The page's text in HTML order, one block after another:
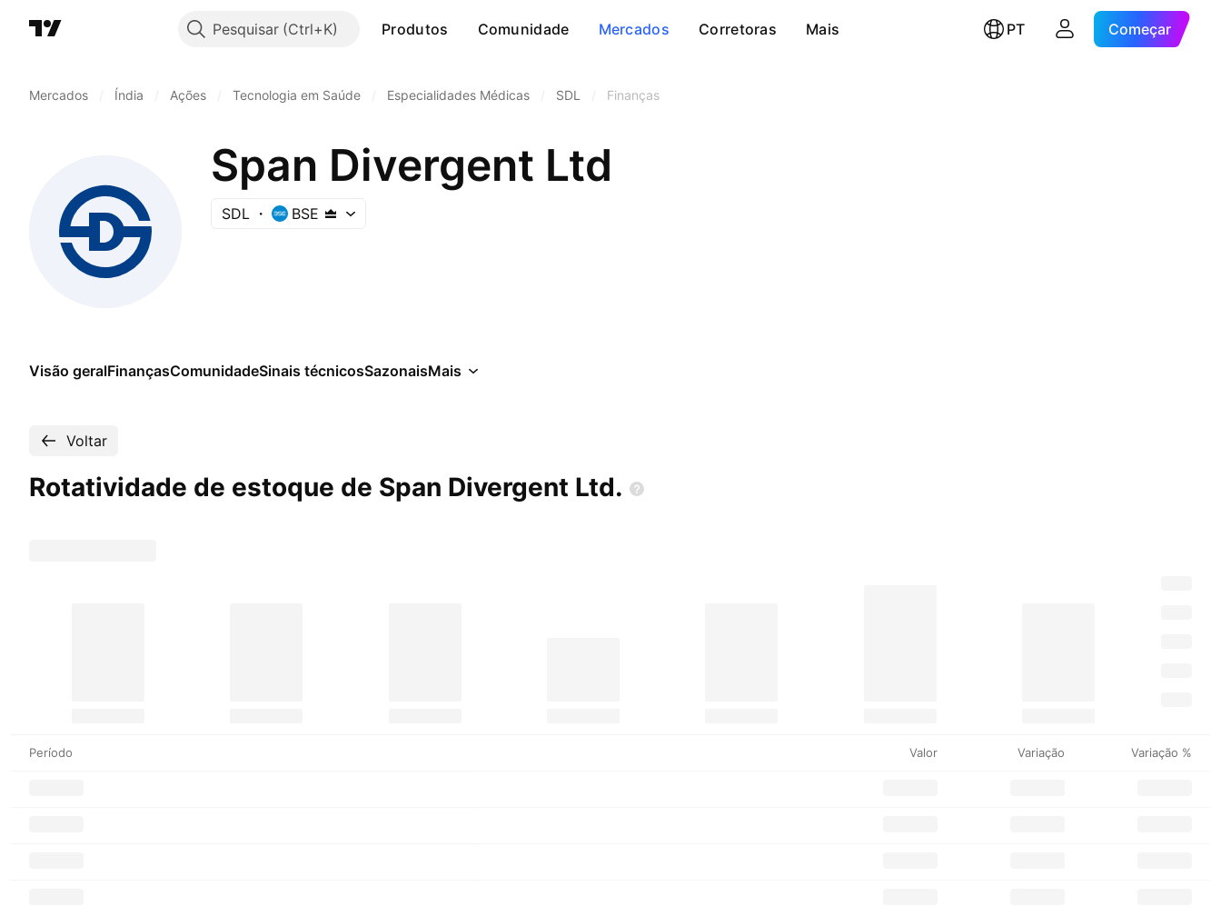
Pesquisar Produtos Comunidade Mercados Corretoras Mais PT Começar
Mercados Índia Ações Tecnologia em Saúde Especialidades Médicas SDL Finanças
Span Divergent Ltd
SDL BSE
Visão geralFinançasComunidadeSinais técnicosSazonaisMais
Voltar
Rotatividade de estoque de Span Divergent Ltd.
Período Valor Variação Variação %